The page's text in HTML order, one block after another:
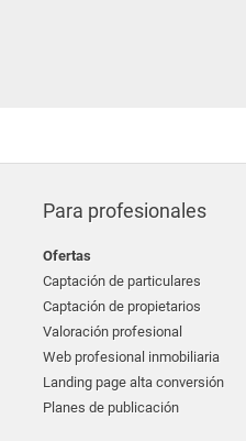
Para profesionales
Ofertas
Captación de particulares
Captación de propietarios
Valoración profesional
Web profesional inmobiliaria
Landing page alta conversión
Planes de publicación